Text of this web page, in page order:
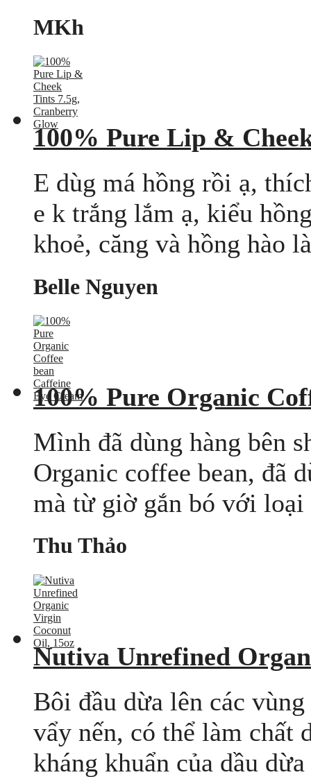
MKh
100% Pure Lip &
E dùg má hồng rồi ạ,
e k trắng lắm ạ, kiểu
khoẻ, căng và hồng hào
Belle Nguyen
100% Pure Organic
Mình đã dùng hàng bên
Organic coffee bean, đã
mà từ giờ gắn bó với
Thu Thảo
Nutiva Unrefined
Bôi đầu dừa lên các
vẩy nến, có thể làm chất
kháng khuẩn của dầu